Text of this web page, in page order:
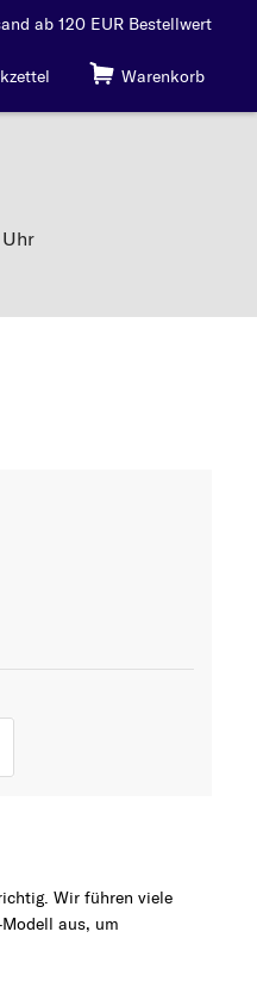
ab 120 EUR Bestellwert
Warenkorb
Uhr
Wir führen viele
aus, um